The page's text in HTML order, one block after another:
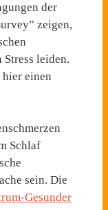
der
zeigen,
Stress leiden.
einen
Schlaf
sein. Die
Gesunder